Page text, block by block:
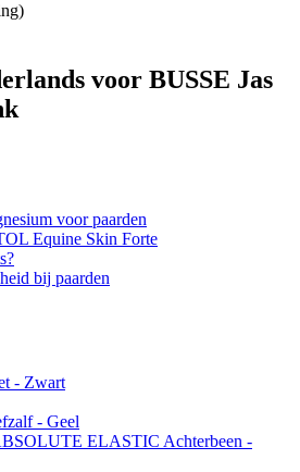
voor BUSSE Jas
voor paarden
Equine Skin Forte
bij paarden
- Zwart
- Geel
ELASTIC Achterbeen -